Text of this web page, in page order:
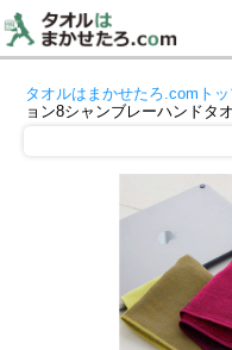
タオルはまかせたろ.comト
ョン8シャンブレーハンドタ